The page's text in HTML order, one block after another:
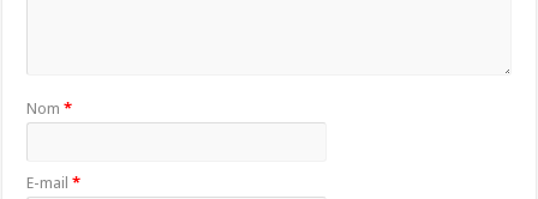
Nom*
E-mail*